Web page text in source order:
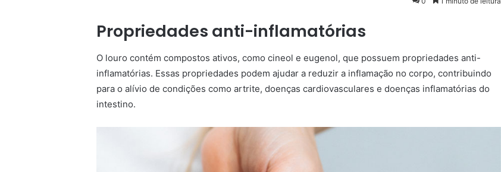
Propriedades anti-inflamatórias
O louro contém compostos ativos, como cineol e eugenol, que possuem propriedades anti-
inflamatórias. Essas propriedades podem ajudar a reduzir a inflamação no corpo, contribuindo
para o alívio de condições como artrite, doenças cardiovasculares e doenças inflamatórias do
intestino.